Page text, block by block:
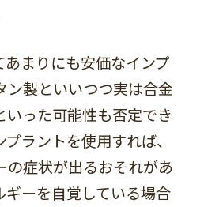
あまりにも安価なインプ
ン製といいつつ実は合金
いった可能性も否定でき
ラントを使用すれば、
の症状が出るおそれがあ
ギーを自覚している場合